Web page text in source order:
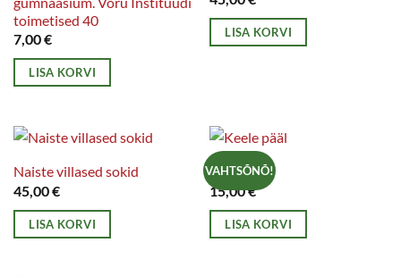
teha
tootelehel.
tootelehel.
toimetised 40
7,00€
LISA KORVI
LISA KORVI
Naiste villased sokid
45,00€
LISA KORVI
VAHTSÕNÕ!
Keele pääl
15,00€
LISA KORVI